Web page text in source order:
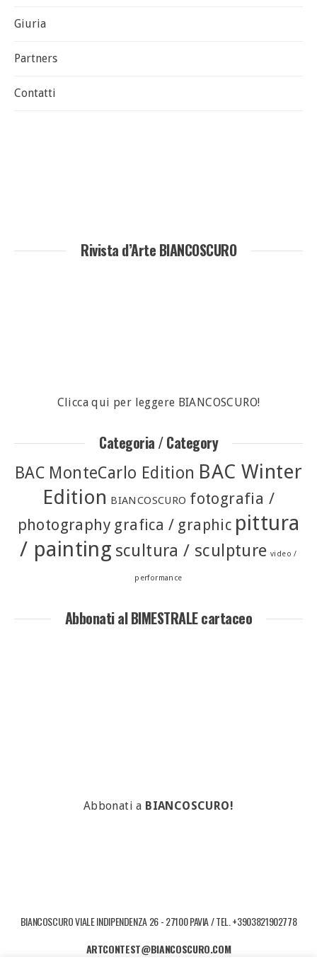
Giuria
Partners
Contatti
Rivista d’Arte BIANCOSCURO
Clicca qui per leggere BIANCOSCURO!
Categoria / Category
BAC MonteCarlo Edition BAC Winter
Edition BIANCOSCURO fotografia /
photography grafica / graphic pittura
/ painting scultura / sculpture video /
performance
Abbonati al BIMESTRALE cartaceo
Abbonati a BIANCOSCURO!
BIANCOSCURO VIALE INDIPENDENZA 26 - 27100 PAVIA / TEL. +3903821902778
ARTCONTEST@BIANCOSCURO.COM